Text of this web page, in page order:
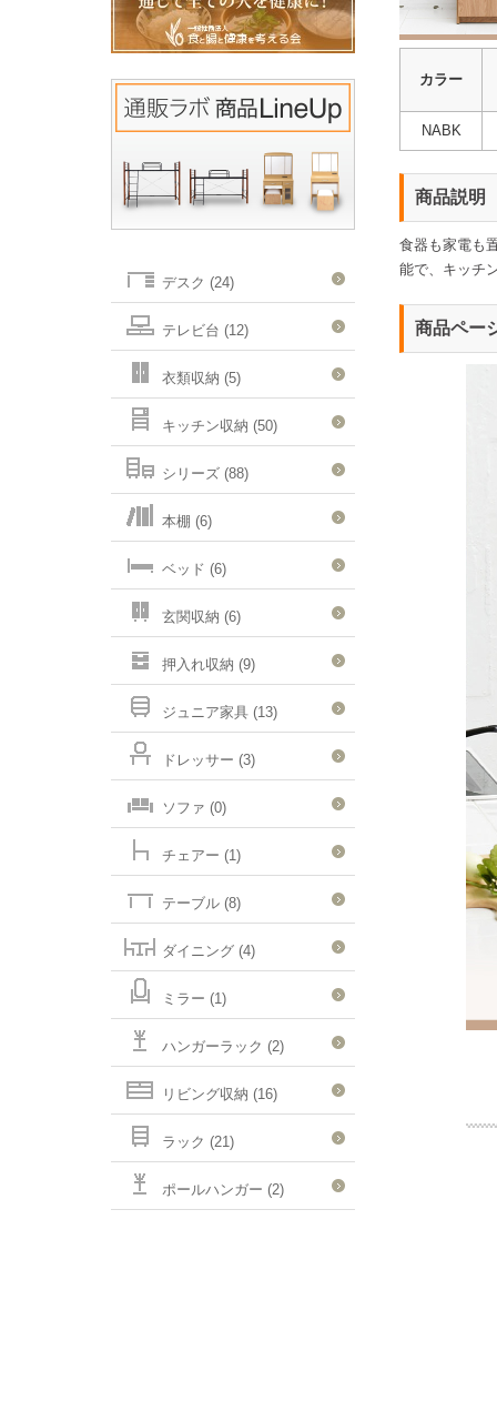
カラー
NABK
商品説明
食器も家電も
能で、キッチ
商品ペー
デスク (24)
テレビ台 (12)
衣類収納 (5)
キッチン収納 (50)
シリーズ (88)
本棚 (6)
ベッド (6)
玄関収納 (6)
押入れ収納 (9)
ジュニア家具 (13)
ドレッサー (3)
ソファ (0)
チェアー (1)
テーブル (8)
ダイニング (4)
ミラー (1)
ハンガーラック (2)
リビング収納 (16)
ラック (21)
ポールハンガー (2)